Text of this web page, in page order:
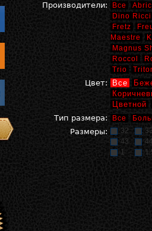
Производители: Все
Dino Ricci
Fretz
Maestre
Magnus
Roccol
Trio
Цвет: Все
Цветной
Тип размера:
Все
Размеры: 32
43
1